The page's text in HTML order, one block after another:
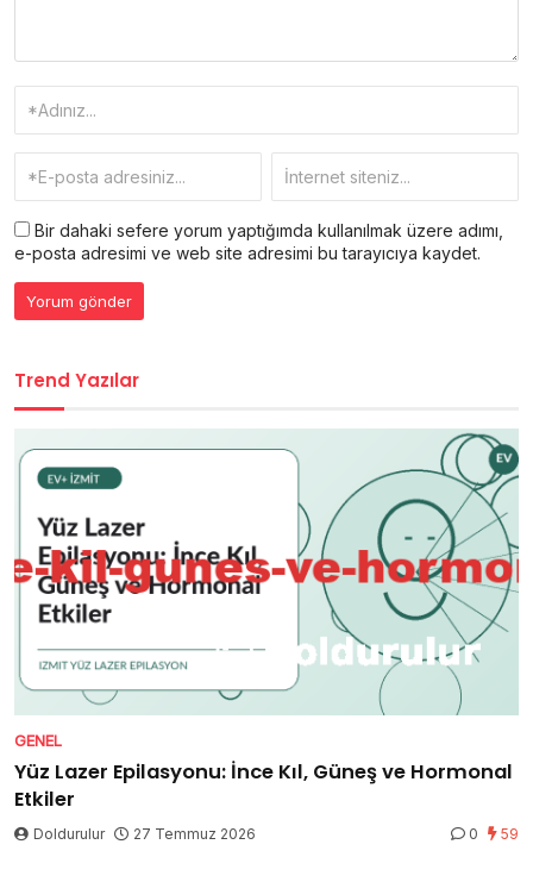
Bir dahaki sefere yorum yaptığımda kullanılmak üzere adımı,
e-posta adresimi ve web site adresimi bu tarayıcıya kaydet.
Trend Yazılar
GENEL
Yüz Lazer Epilasyonu: İnce Kıl, Güneş ve Hormonal
Etkiler
Doldurulur 27 Temmuz 2026 0 59